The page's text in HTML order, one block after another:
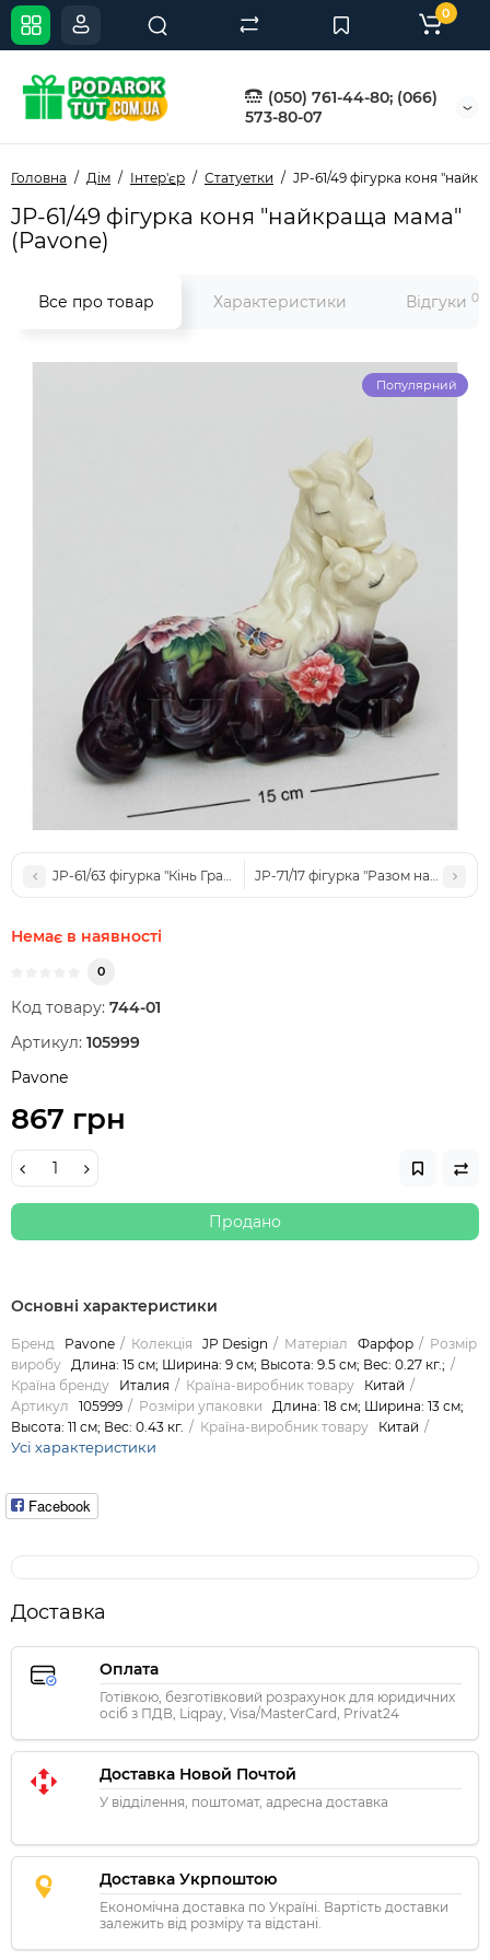
(050) 761-44-80; (066)
573-80-07
0
Головна Дім Інтер'єр Статуетки JP-61/49 фігурка коня
JP-61/49 фігурка коня "найкраща мама"
(Pavone)
Все про товар Характеристики Відгуки 0
Популярний
JP-61/63 фігурка "Кінь Грація" (Pavone)JP-71/17 фігурка "Разом
Немає в наявності
0
Код товару: 744-01
Артикул: 105999
Pavone
867 грн
Продано
Основні характеристики
Бренд Pavone Колекція JP Design Матеріал Фарфор
Розмір
виробу Длина: 15 см; Ширина: 9 см; Высота: 9.5 см; Вес: 0.27 кг.;
Країна бренду
Италия Країна-виробник товару
Китай
Артикул
105999 Розміри упаковки
Длина: 18 см; Ширина: 13 см;
Высота: 11 см; Вес: 0.43 кг.
Країна-виробник товару Китай
Усі характеристики
Facebook
Доставка
Оплата
Готівкою, безготівковий розрахунок для юридичних
осіб з ПДВ, Liqpay, Visa/MasterCard, Privat24
Доставка Новой Почтой
У відділення, поштомат, адресна доставка
Доставка Укрпоштою
Економічна доставка по Україні. Вартість доставки
залежить від розміру та відстані.